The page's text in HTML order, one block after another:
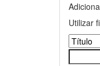
Utilizar